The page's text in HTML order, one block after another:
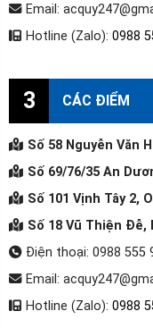
Email:
Hotline (Zalo): 0988
3 CÁC ĐIỂM
Số 58 Nguyễn Văn
Số 69/76/35 An
Số 101 Vịnh Tây 2,
Số 18 Vũ Thiện Đễ,
Điện thoại: 0988 555
Email:
Hotline (Zalo): 0988